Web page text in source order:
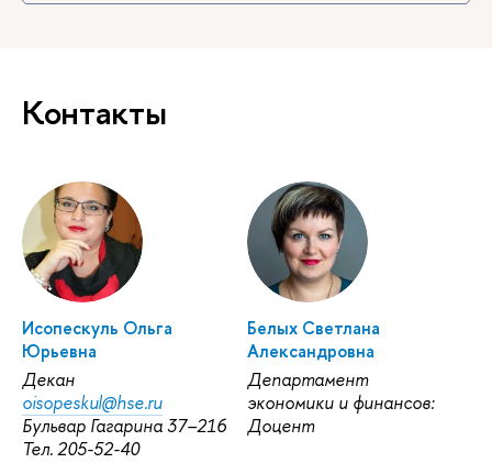
Контакты
Исопескуль Ольга
Юрьевна
Декан
oisopeskul@hse.ru
Бульвар Гагарина 37–216
Тел. 205-52-40
Белых Светлана
Александровна
Департамент
экономики и финансов:
Доцент